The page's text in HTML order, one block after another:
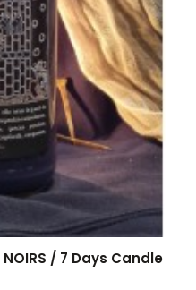
NOIRS / 7 Days Candle